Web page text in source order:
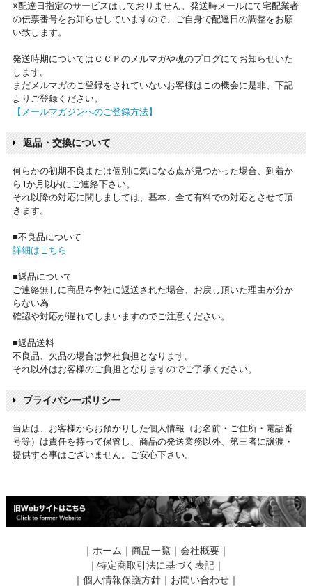
※配達日指定のサービスはしておりません。発送時メールにて宅配業者
の伝票番号をお知らせしていますので、ご自身で配達日の調整をお願
い致します。
発送時期についてはＣＣＰのメルマガや魂のブログにてお知らせいた
します。
まだメルマガのご登録をされていないお客様はこの機会に是非、下記
よりご登録ください。
【メールマガジンへのご登録方法】
返品・交換について
何らかの初期不良または個別に気になる点が見つかった場合、到着か
ら1か月以内にご連絡下さい。
それ以降の対応に関しましては、基本、全て有料での対応とさせて頂
きます。
■不良品について
詳細はこちら
■返品について
ご連絡無しに商品を弊社に返送された場合、お戻し頂いた理由が分か
らない為
確認や対応が遅れてしまいますのでご注意ください。
■返品送料
不良品、欠品の場合は弊社負担となります。
それ以外はお客様のご負担となりますのでご了承ください。
プライバシーポリシー
当店は、お客様からお預かりした個人情報（お名前・ご住所・電話番
号等）は責任を持って保管し、商品の発送業務以外、第三者に譲渡・
提供する事はございません。ご安心下さい。
｜ ホーム ｜ 商品一覧 ｜ 会社概要 ｜
｜ 特定商取引法に基づく表記 ｜
｜ 個人情報保護方針 ｜ お問い合わせ ｜